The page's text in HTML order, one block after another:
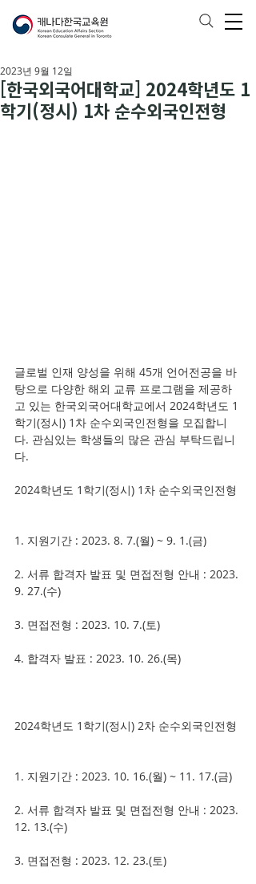
[한국외국어대학교] 2024학년도 1
학기(정시) 1차 순수외국인전형
2023년 9월 12일
글로벌 인재 양성을 위해 45개 언어전공을 바
탕으로 다양한 해외 교류 프로그램을 제공하
고 있는 한국외국어대학교에서 2024학년도 1
학기(정시) 1차 순수외국인전형을 모집합니
다. 관심있는 학생들의 많은 관심 부탁드립니
다.
2024학년도 1학기(정시) 1차 순수외국인전형
1. 지원기간 : 2023. 8. 7.(월) ~ 9. 1.(금)
2. 서류 합격자 발표 및 면접전형 안내 : 2023.
9. 27.(수)
3. 면접전형 : 2023. 10. 7.(토)
4. 합격자 발표 : 2023. 10. 26.(목)
2024학년도 1학기(정시) 2차 순수외국인전형
1. 지원기간 : 2023. 10. 16.(월) ~ 11. 17.(금)
2. 서류 합격자 발표 및 면접전형 안내 : 2023.
12. 13.(수)
3. 면접전형 : 2023. 12. 23.(토)